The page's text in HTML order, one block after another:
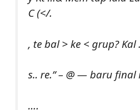
C (</.
, te bal > ke < grup? Kal
s.. re.” – @ — baru final
….